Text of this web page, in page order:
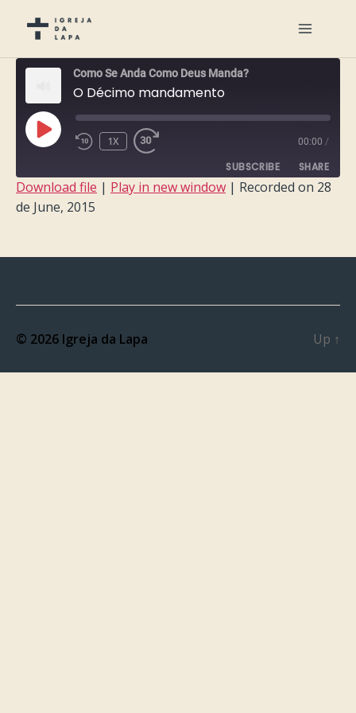
Como Se Anda Como Deus Manda?
O Décimo mandamento
PLAY
EPISODE
1X 00:00 /
SUBSCRIBE SHARE
SHARE
Download file | Play in new window | Recorded on 28
de June, 2015
© 2026 Igreja da Lapa Up ↑